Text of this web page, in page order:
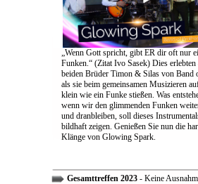
„Wenn Gott spricht, gibt ER dir oft nur
Funken.“ (Zitat Ivo Sasek) Dies erlebten
beiden Brüder Timon & Silas von Band
als sie beim gemeinsamen Musizieren
klein wie ein Funke stießen. Was
wenn wir den glimmenden Funken
und dranbleiben, soll dieses
bildhaft zeigen. Genießen Sie nun die
Klänge von Glowing Spark.
Gesamttreffen 2023- Keine